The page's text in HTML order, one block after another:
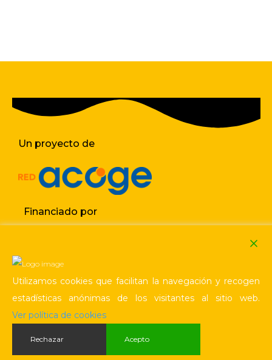
Un proyecto de
Financiado por
Política de cookies
Aviso legal / Privacidad
Utilizamos cookies que facilitan la navegación y recogen
estadísticas anónimas de los visitantes al sitio web.
Ver política de cookies
Rechazar Acepto